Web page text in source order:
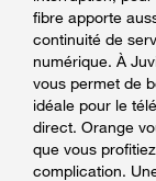
fibre apporte
continuité de
numérique. À
vous permet de
idéale pour le
direct. Orange
que vous
complication.